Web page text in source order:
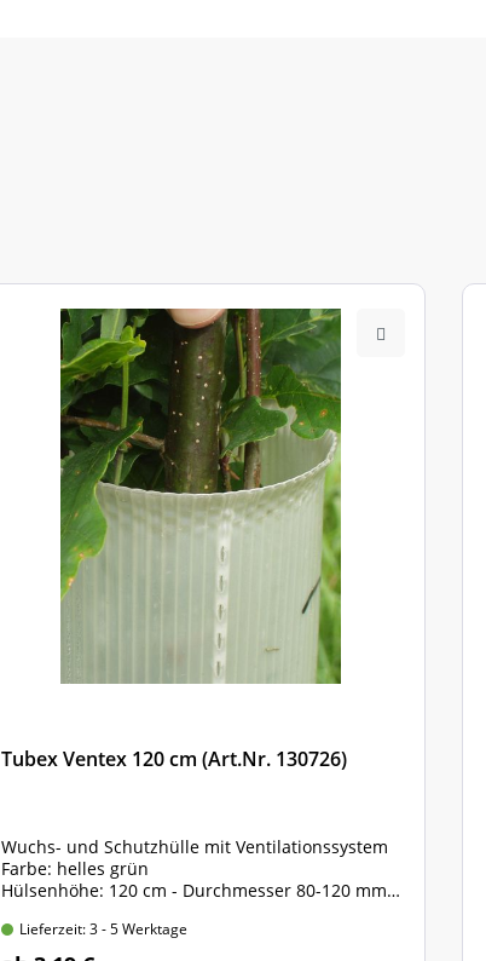
Tubex Ventex 120 cm (Art.Nr. 130726)
Wuchs- und Schutzhülle mit Ventilationssystem
Farbe: helles grün
Hülsenhöhe: 120 cm - Durchmesser 80-120 mm
Lieferzeit: 3 - 5 Werktage